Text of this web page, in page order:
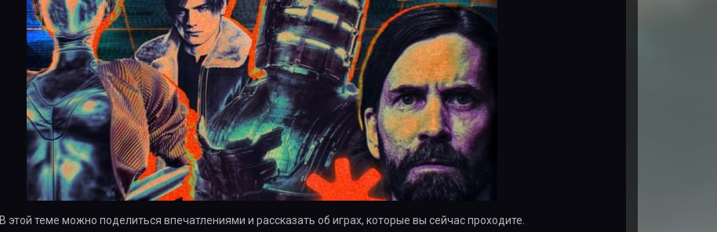
В этой теме можно поделиться впечатлениями и рассказать об играх, которые вы сейчас проходите.